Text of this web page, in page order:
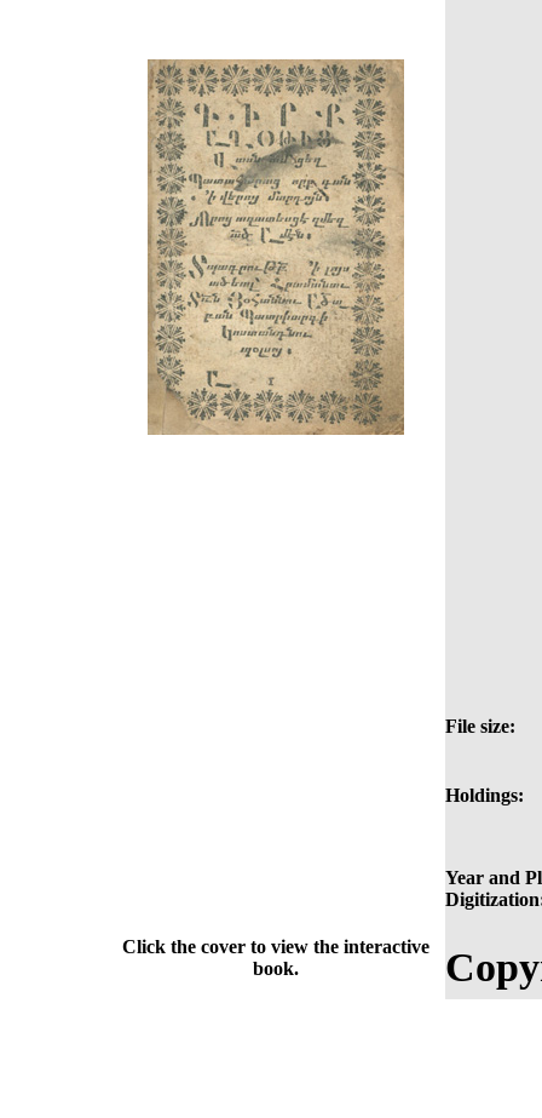
File size:
Holdings:
Year and
Click the cover to view the interactive
book.